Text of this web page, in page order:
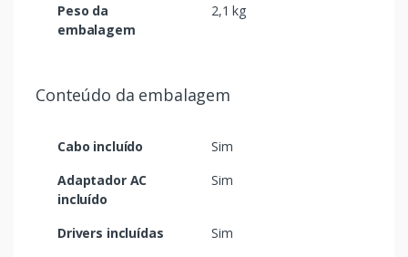
Peso da
embalagem
2,1 kg
Conteúdo da embalagem
Cabo incluído
Sim
Adaptador AC
incluído
Sim
Drivers incluídas Sim